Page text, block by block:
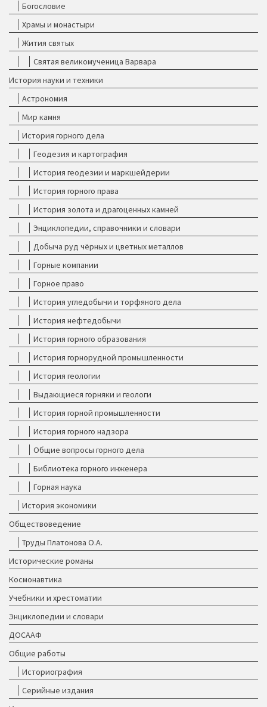
Богословие
Храмы и монастыри
Жития святых
Святая великомученица Варвара
История науки и техники
Астрономия
Мир камня
История горного дела
Геодезия и картография
История геодезии и маркшейдерии
История горного права
История золота и драгоценных камней
Энциклопедии, справочники и словари
Добыча руд чёрных и цветных металлов
Горные компании
Горное право
История угледобычи и торфяного дела
История нефтедобычи
История горного образования
История горнорудной промышленности
История геологии
Выдающиеся горняки и геологи
История горной промышленности
История горного надзора
Общие вопросы горного дела
Библиотека горного инженера
Горная наука
История экономики
Обществоведение
Труды Платонова О.А.
Исторические романы
Космонавтика
Учебники и хрестоматии
Энциклопедии и словари
ДОСААФ
Общие работы
Историография
Серийные издания